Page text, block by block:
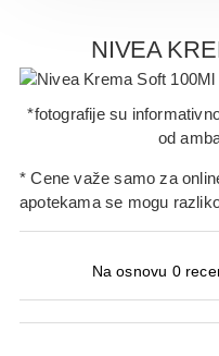
NIVEA
*fotografije su
od
* Cene važe samo za
apotekama se mogu
Na osnovu 0